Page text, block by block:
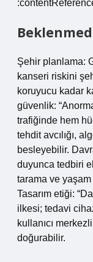
Şehir planlama:
kanseri riskini
koruyucu kadar
güvenlik:
trafiğinde hem
tehdit avcılığı,
besleyebilir.
duyunca tedbiri
tarama ve
Tasarım etiği:
ilkesi; tedavi
kullanıcı
doğurabilir.